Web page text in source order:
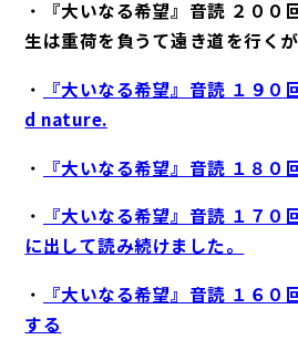
・
『大いなる希望』音読 ２０
生は重荷を負うて遠き道を行くが
・
『大いなる希望』音読 １９
d nature.
・
『大いなる希望』音読 １８
・
『大いなる希望』音読 １７
に出して読み続けました。
・
『大いなる希望』音読 １６
する